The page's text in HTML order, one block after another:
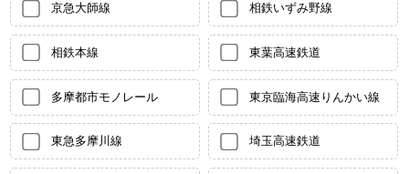
京急大師線 相鉄いずみ野線
相鉄本線 東葉高速鉄道
多摩都市モノレール 東京臨海高速りんかい線
東急多摩川線 埼玉高速鉄道